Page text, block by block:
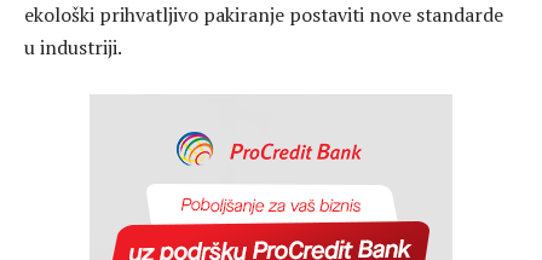
ekološki prihvatljivo pakiranje postaviti nove standarde
u industriji.